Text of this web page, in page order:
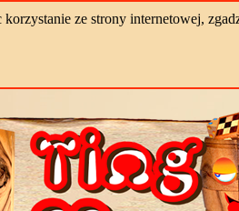
ze strony internetowej,